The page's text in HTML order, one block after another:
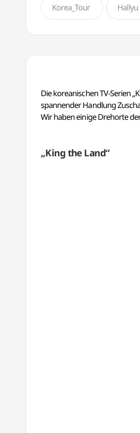
Korea_Tour Hallyu
Die koreanischen TV-Serien
spannender Handlung
Wir haben einige Drehorte
„King the Land“